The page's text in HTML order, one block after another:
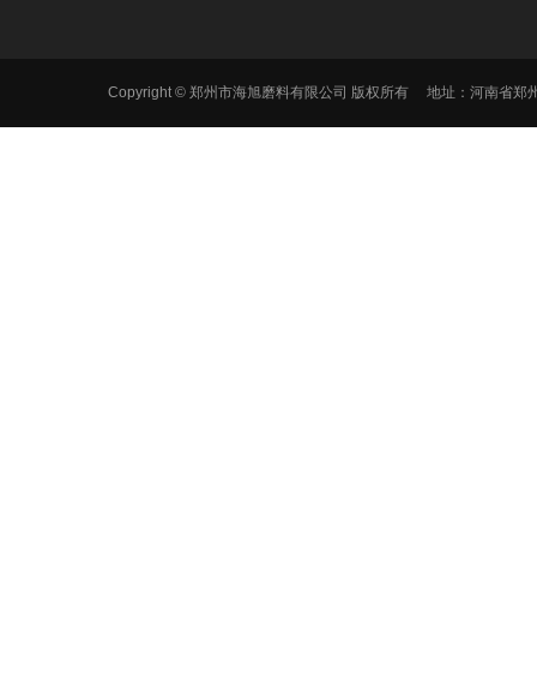
Copyright © 郑州市海旭磨料有限公司 版权所有 地址：河南省